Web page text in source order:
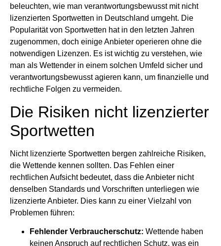
beleuchten, wie man verantwortungsbewusst mit nicht
lizenzierten Sportwetten in Deutschland umgeht. Die
Popularität von Sportwetten hat in den letzten Jahren
zugenommen, doch einige Anbieter operieren ohne die
notwendigen Lizenzen. Es ist wichtig zu verstehen, wie
man als Wettender in einem solchen Umfeld sicher und
verantwortungsbewusst agieren kann, um finanzielle und
rechtliche Folgen zu vermeiden.
Die Risiken nicht lizenzierter
Sportwetten
Nicht lizenzierte Sportwetten bergen zahlreiche Risiken,
die Wettende kennen sollten. Das Fehlen einer
rechtlichen Aufsicht bedeutet, dass die Anbieter nicht
denselben Standards und Vorschriften unterliegen wie
lizenzierte Anbieter. Dies kann zu einer Vielzahl von
Problemen führen:
Fehlender Verbraucherschutz: Wettende haben
keinen Anspruch auf rechtlichen Schutz, was ein